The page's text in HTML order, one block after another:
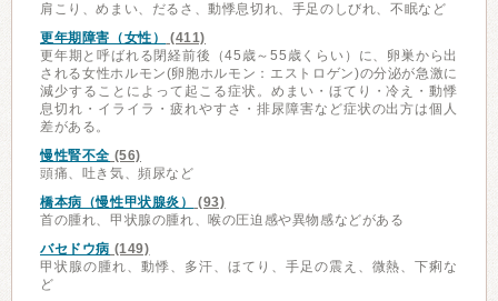
肩こり、めまい、だるさ、動悸息切れ、手足のしびれ、不眠など
更年期障害（女性）
(411)
更年期と呼ばれる閉経前後（45歳～55歳くらい）に、卵巣から出
される女性ホルモン(卵胞ホルモン：エストロゲン)の分泌が急激に
減少することによって起こる症状。めまい・ほてり・冷え・動悸
息切れ・イライラ・疲れやすさ・排尿障害など症状の出方は個人
差がある。
慢性腎不全 (56)
頭痛、吐き気、頻尿など
橋本病（慢性甲状腺炎）
(93)
首の腫れ、甲状腺の腫れ、喉の圧迫感や異物感などがある
バセドウ病 (149)
甲状腺の腫れ、動悸、多汗、ほてり、手足の震え、微熱、下痢な
ど